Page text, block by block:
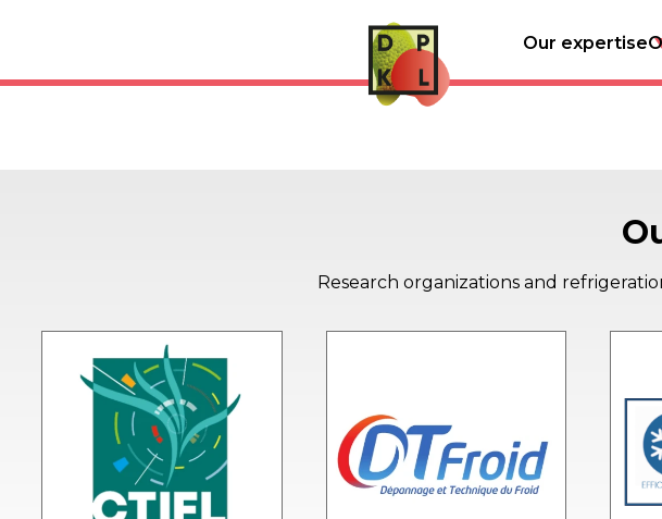
Our expertise
Storage Cherry tomato
Research organizations and